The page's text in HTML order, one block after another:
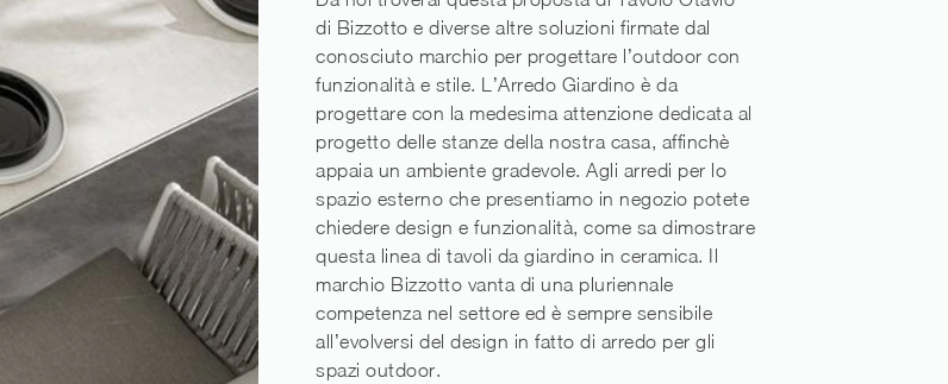
di Bizzotto e diverse altre soluzioni firmate dal
conosciuto marchio per progettare l’outdoor con
funzionalità e stile. L’Arredo Giardino è da
progettare con la medesima attenzione dedicata al
progetto delle stanze della nostra casa, affinchè
appaia un ambiente gradevole. Agli arredi per lo
spazio esterno che presentiamo in negozio potete
chiedere design e funzionalità, come sa dimostrare
questa linea di tavoli da giardino in ceramica. Il
marchio Bizzotto vanta di una pluriennale
competenza nel settore ed è sempre sensibile
all’evolversi del design in fatto di arredo per gli
spazi outdoor.